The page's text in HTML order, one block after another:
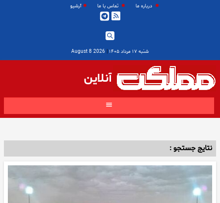
درباره ما تماس با ما آرشیو
شنبه ۱۷ مرداد ۱۴۰۵ |
2026 August 8
آنلاین
نتایج جستجو :